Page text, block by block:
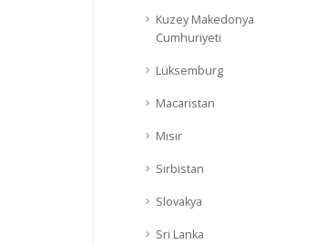
Kuzey Makedonya
Cumhuriyeti
Lüksemburg
Macaristan
Mısır
Sırbistan
Slovakya
Sri Lanka